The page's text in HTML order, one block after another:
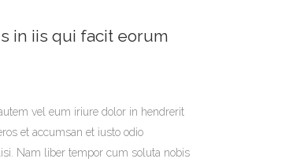
in iis qui facit eorum
vel eum iriure dolor in hendrerit
et accumsan et iusto odio
Nam liber tempor cum soluta nobis